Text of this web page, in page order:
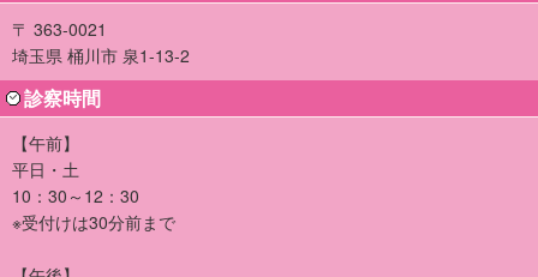
〒 363-0021
埼玉県 桶川市 泉1-13-2
診察時間
【午前】
平日・土
10：30～12：30
※受付けは30分前まで